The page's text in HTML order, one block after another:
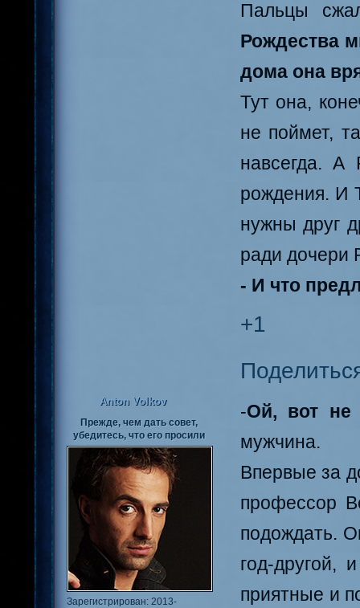
Пальцы
Рождества
дома она
Тут она,
не поймет,
навсегда.
рождения. И
нужны друг
ради дочери
- И что
+1
Anton Volkov
Прежде, чем дать совет,
убедитесь, что его просили
Зарегистрирован: 2013-
-Ой, вот не
мужчина.
Впервые за
профессор
подождать.
год-другой,
приятные и